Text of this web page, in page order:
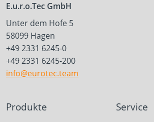
E.u.r.o.Tec GmbH
Unter dem Hofe 5
58099 Hagen
+49 2331 6245-0
+49 2331 6245-200
info@eurotec.team
Produkte Service